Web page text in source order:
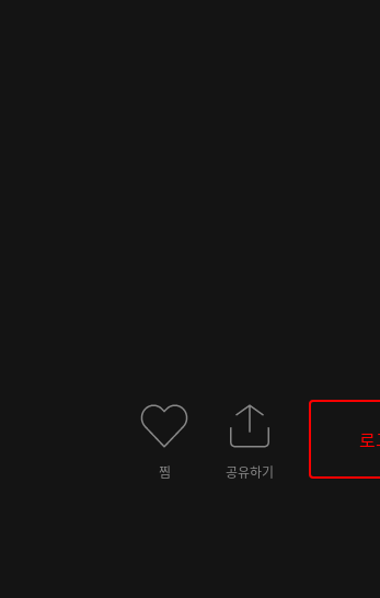
찜 공유하기
로